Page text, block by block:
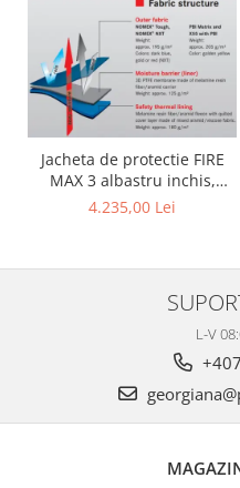
Jacheta de protectie FIRE
MAX 3 albastru inchis,
NOMEX® TOUGHT
4.235,00 Lei
L-V